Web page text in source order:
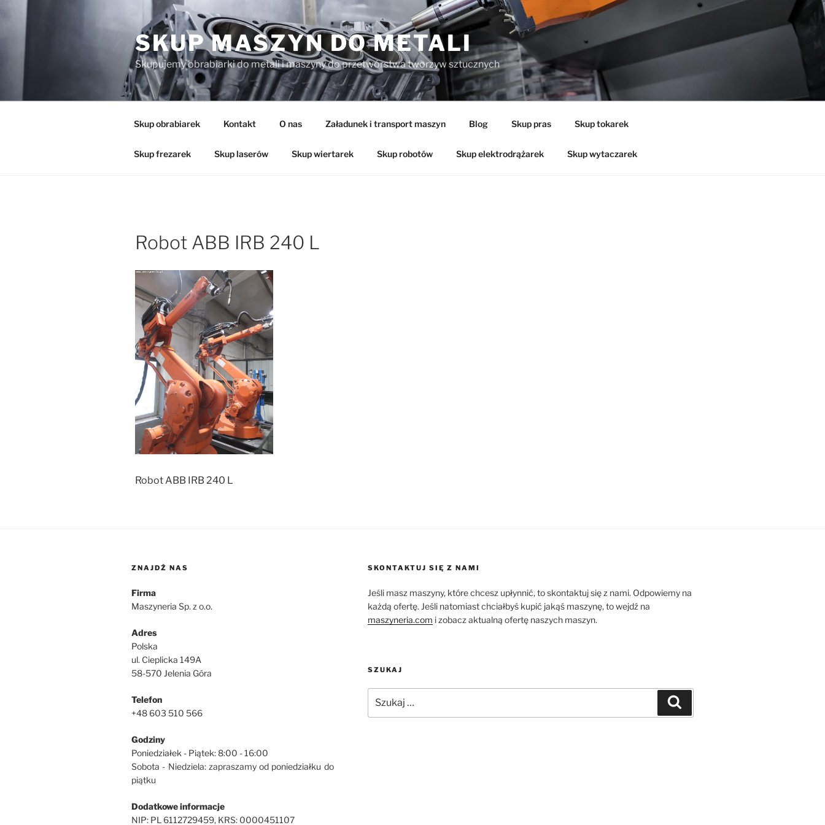
Przejdź
SKUP MASZYN DO METALI
Skupujemy obrabiarki do metali i maszyny do przetwórstwa tworzyw sztucznych
Skup obrabiarek Kontakt O nas Załadunek i transport maszyn Blog Skup pras Skup tokarek
Skup frezarek Skup laserów Skup wiertarek Skup robotów Skup elektrodrążarek Skup wytaczarek
Robot ABB IRB 240 L
Robot ABB IRB 240 L
ZNAJDŹ NAS
Firma
Maszyneria Sp. z o.o.
Adres
Polska
ul. Cieplicka 149A
58-570 Jelenia Góra
Telefon
+48 603 510 566
Godziny
Poniedziałek - Piątek: 8:00 - 16:00
Sobota - Niedziela: zapraszamy od poniedziałku do
piątku
Dodatkowe informacje
NIP: PL 6112729459, KRS: 0000451107
SKONTAKTUJ SIĘ Z NAMI
Jeśli masz maszyny, które chcesz upłynnić, to skontaktuj się z nami. Odpowiemy na
każdą ofertę. Jeśli natomiast chciałbyś kupić jakąś maszynę, to wejdź na
maszyneria.com i zobacz aktualną ofertę naszych maszyn.
SZUKAJ